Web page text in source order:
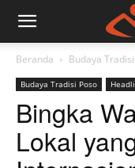
Beranda Budaya
Budaya Tradisi Poso
Bingka
Lokal